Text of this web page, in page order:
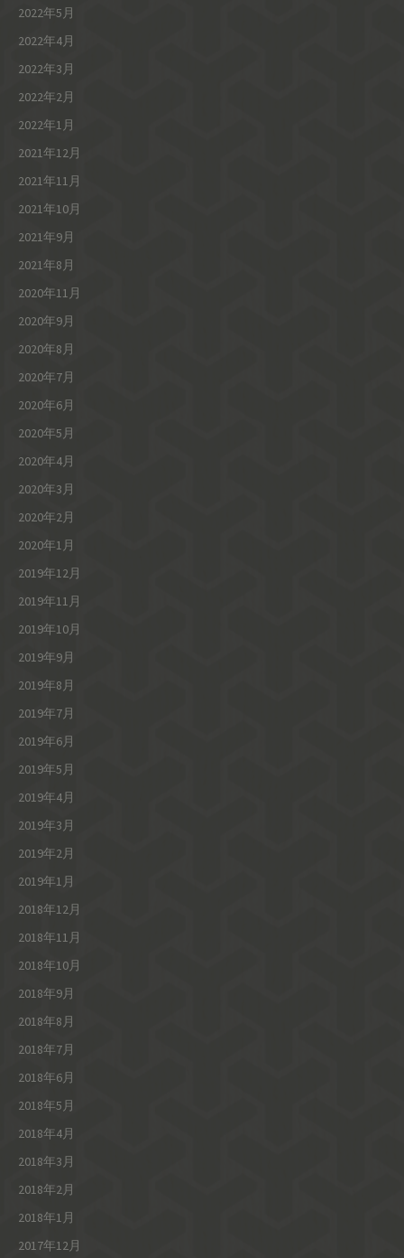
2022年5月
2022年4月
2022年3月
2022年2月
2022年1月
2021年12月
2021年11月
2021年10月
2021年9月
2021年8月
2020年11月
2020年9月
2020年8月
2020年7月
2020年6月
2020年5月
2020年4月
2020年3月
2020年2月
2020年1月
2019年12月
2019年11月
2019年10月
2019年9月
2019年8月
2019年7月
2019年6月
2019年5月
2019年4月
2019年3月
2019年2月
2019年1月
2018年12月
2018年11月
2018年10月
2018年9月
2018年8月
2018年7月
2018年6月
2018年5月
2018年4月
2018年3月
2018年2月
2018年1月
2017年12月